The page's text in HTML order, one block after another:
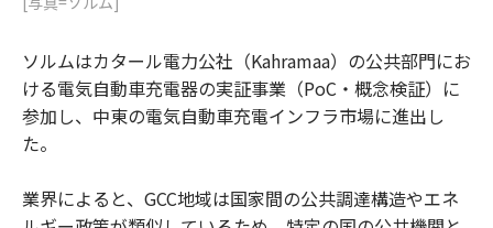
ソルムはカタール電力公社（Kahramaa）の公共部門にお
ける電気自動車充電器の実証事業（PoC・概念検証）に
参加し、中東の電気自動車充電インフラ市場に進出し
た。
業界によると、GCC地域は国家間の公共調達構造やエネ